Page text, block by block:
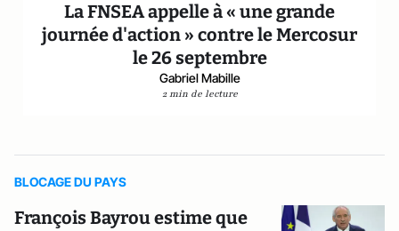
La FNSEA appelle à « une grande
journée d'action » contre le Mercosur
le 26 septembre
Gabriel Mabille
2 min de lecture
BLOCAGE DU PAYS
François Bayrou estime que